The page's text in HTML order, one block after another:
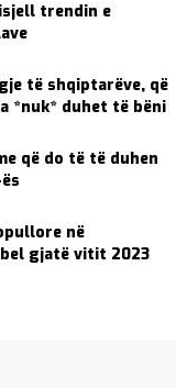
trendin e
të shqiptarëve, që
*nuk* duhet të bëni
që do të të duhen
në
gjatë vitit 2023